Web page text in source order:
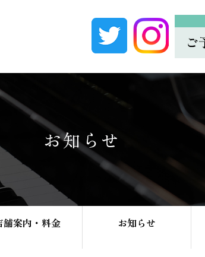
お知らせ
舗案内・料金 お知らせ